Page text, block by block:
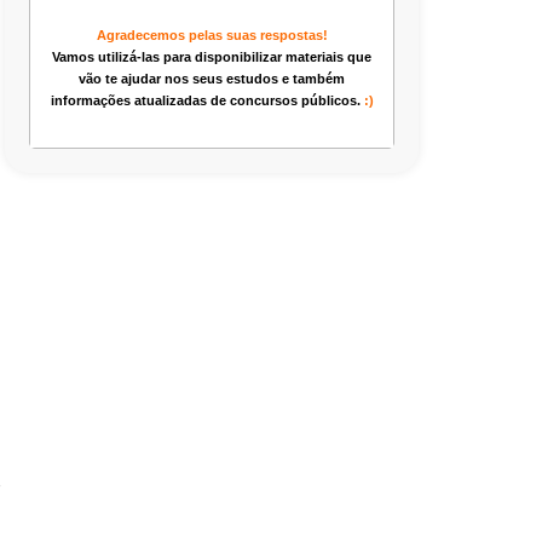
Agradecemos pelas suas respostas!
Vamos utilizá-las para disponibilizar materiais que
vão te ajudar nos seus estudos e também
informações atualizadas de concursos públicos. :)